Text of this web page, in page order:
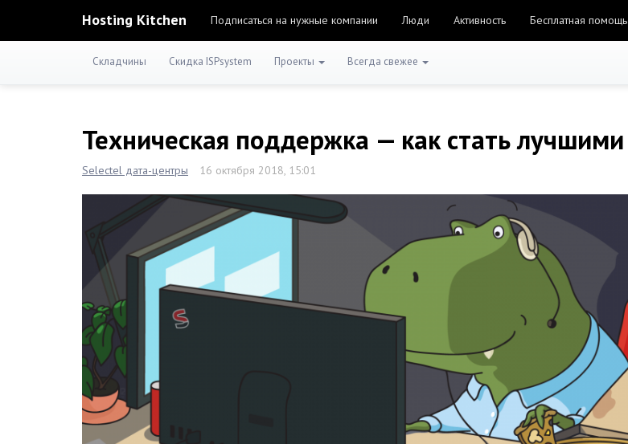
Hosting Kitchen Подписаться на нужные компании Люди Активность Бесплатная помощь
Складчины Скидка ISPsystem Проекты Всегда свежее
Техническая поддержка — как стать лучшими
Selectel дата-центры 16 октября 2018, 15:01